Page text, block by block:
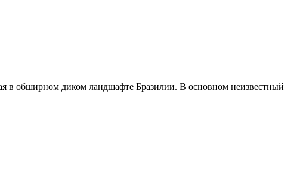
в обширном диком ландшафте Бразилии. В основном неизвестный